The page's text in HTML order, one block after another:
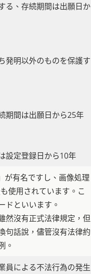
る、存続期間は出願日か
発明以外のものを保護す
期間は出願日から25年
設定登録日から10年
有名ですし、画像処理
使用されています。こ
ドといいます。
然沒有正式法律規定，但
句話說，儘管沒有法律約
。
員による不法行為の発生